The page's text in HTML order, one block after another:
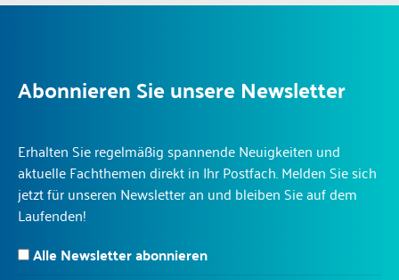
Abonnieren Sie unsere Newsletter
Erhalten Sie regelmäßig spannende Neuigkeiten und
aktuelle Fachthemen direkt in Ihr Postfach. Melden Sie sich
jetzt für unseren Newsletter an und bleiben Sie auf dem
Laufenden!
Alle Newsletter abonnieren